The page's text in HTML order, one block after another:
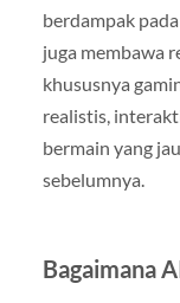
berdampak
juga membawa
khususnya
realistis,
bermain yang
sebelumnya.
Bagaimana